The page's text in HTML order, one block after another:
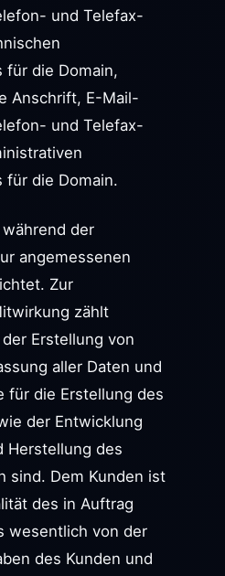
und Telefax-
für die Domain,
Anschrift, E-Mail-
und Telefax-
für die Domain.
der
angemessenen
Zur
zählt
Erstellung von
aller Daten und
für die Erstellung des
der Entwicklung
Herstellung des
sind. Dem Kunden ist
des in Auftrag
wesentlich von der
des Kunden und